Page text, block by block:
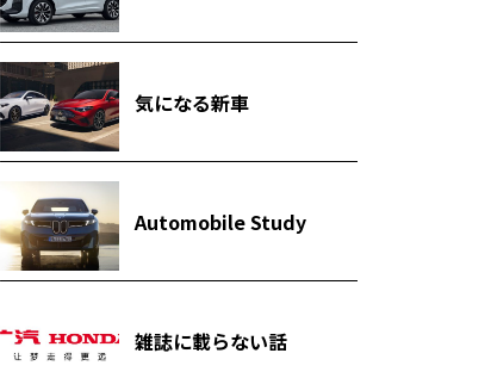
気になる新車
Automobile Study
雑誌に載らない話